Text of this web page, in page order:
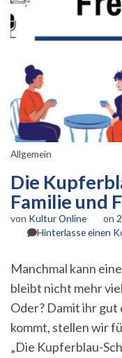
Allgemein
Die
Familie und
von Kultur Online on
Hinterlasse einen
Manchmal kann
bleibt nicht mehr
Oder? Damit ihr
kommt, stellen wir
„Die Kupferblau-